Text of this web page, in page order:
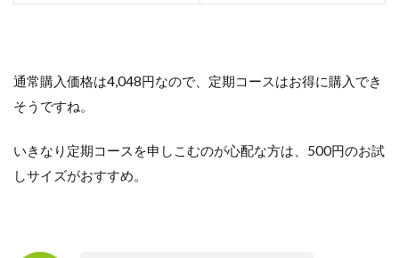
通常購入価格は4,048円なので、定期コースはお得に購入でき
そうですね。
いきなり定期コースを申しこむのが心配な方は、500円のお試
しサイズがおすすめ。